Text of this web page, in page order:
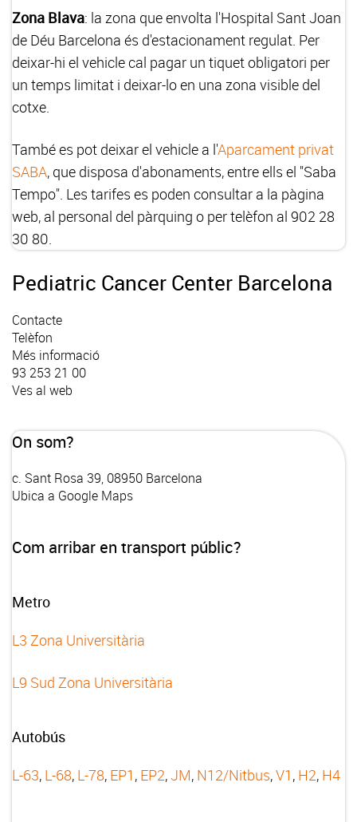
Zona Blava: la zona que envolta l'Hospital Sant Joan
de Déu Barcelona és d'estacionament regulat. Per
deixar-hi el vehicle cal pagar un tiquet obligatori per
un temps limitat i deixar-lo en una zona visible del
cotxe.
També es pot deixar el vehicle a l'Aparcament privat
SABA, que disposa d'abonaments, entre ells el "Saba
Tempo". Les tarifes es poden consultar a la pàgina
web, al personal del pàrquing o per telèfon al 902 28
30 80.
Pediatric Cancer Center Barcelona
Contacte
Telèfon
Més informació
93 253 21 00
Ves al web
On som?
c. Sant Rosa 39, 08950 Barcelona
Ubica a Google Maps
Com arribar en transport públic?
Metro
L3 Zona Universitària
L9 Sud Zona Universitària
Autobús
L-63, L-68, L-78, EP1 , EP2,JM, N12/Nitbus,V1 , H2, H4